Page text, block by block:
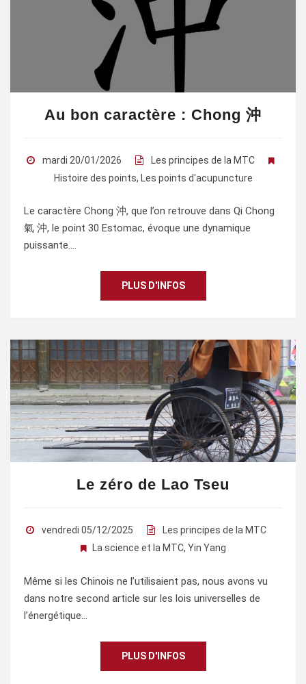
Au bon caractère : Chong 沖
mardi 20/01/2026
Les principes de la MTC
Histoire des points, Les points d'acupuncture
Le caractère Chong 沖, que l’on retrouve dans Qi Chong
氣 沖, le point 30 Estomac, évoque une dynamique
puissante.…
PLUS D'INFOS
Le zéro de Lao Tseu
vendredi 05/12/2025
Les principes de la MTC
La science et la MTC, Yin Yang
Même si les Chinois ne l’utilisaient pas, nous avons vu
dans notre second article sur les lois universelles de
l’énergétique…
PLUS D'INFOS